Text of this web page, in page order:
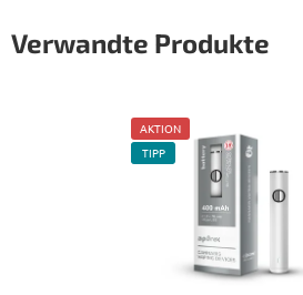
Verwandte Produkte
AKTION
TIPP